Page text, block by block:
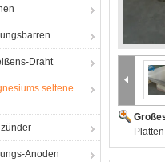
Draht
seltene
Anoden